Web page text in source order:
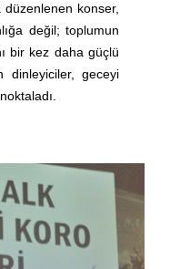
düzenlenen konser,
değil; toplumun
bir kez daha güçlü
dinleyiciler, geceyi